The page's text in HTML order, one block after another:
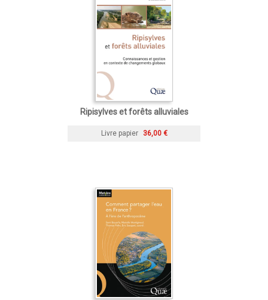
Ripisylves et forêts alluviales
Livre papier 36,00 €